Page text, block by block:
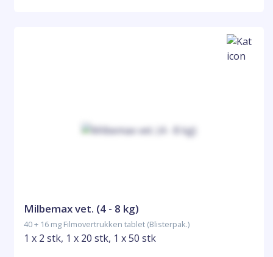
Milbemax vet. (4 - 8 kg)
40 + 16 mg Filmovertrukken tablet (Blisterpak.)
1 x 2 stk, 1 x 20 stk, 1 x 50 stk